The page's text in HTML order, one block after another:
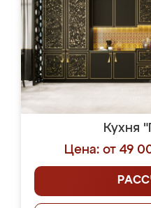
Кухня
Цена: от 49